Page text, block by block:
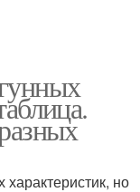
но